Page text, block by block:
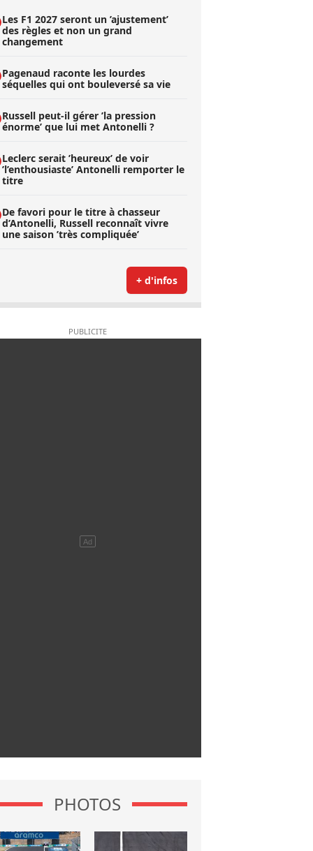
Les F1 2027 seront un ’ajustement’
des règles et non un grand
changement
Pagenaud raconte les lourdes
séquelles qui ont bouleversé sa vie
Russell peut-il gérer ’la pression
énorme’ que lui met Antonelli ?
Leclerc serait ’heureux’ de voir
’l’enthousiaste’ Antonelli remporter le
titre
De favori pour le titre à chasseur
d’Antonelli, Russell reconnaît vivre
une saison ’très compliquée’
+ d'infos
PHOTOS